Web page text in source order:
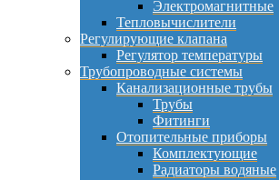
Электромагнитные
Тепловычислители
Регулирующие клапана
Регулятор температуры
Трубопроводные системы
Канализационные трубы
Трубы
Фитинги
Отопительные приборы
Комплектующие
Радиаторы водяные